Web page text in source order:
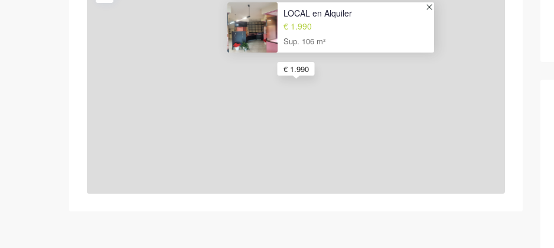
€ 1.990
LOCAL en Alquiler
€ 1.990
Sup. 106 m²